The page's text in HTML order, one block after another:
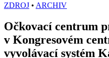
ZDROJ • ARCHIV
Očkovací centrum
v Kongresovém
vyvolávací systém